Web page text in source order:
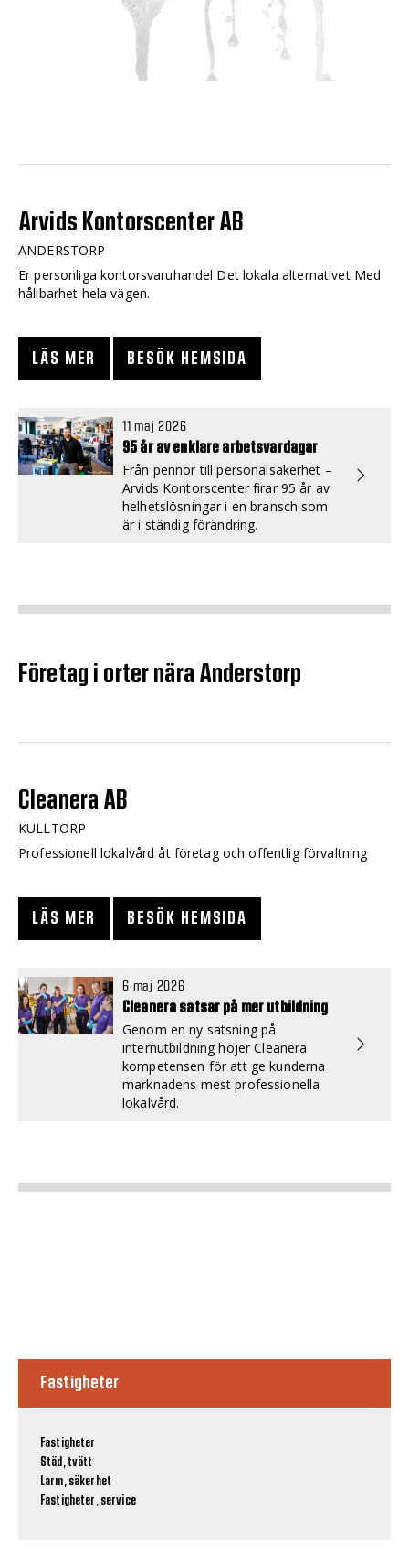
Arvids Kontorscenter AB
ANDERSTORP
Er personliga kontorsvaruhandel Det lokala alternativet Med
hållbarhet hela vägen.
LÄS MER BESÖK HEMSIDA
11 maj 2026
95 år av enklare arbetsvardagar
Från pennor till personalsäkerhet –
Arvids Kontorscenter firar 95 år av
helhetslösningar i en bransch som
är i ständig förändring.
Företag i orter nära Anderstorp
Cleanera AB
KULLTORP
Professionell lokalvård åt företag och offentlig förvaltning
LÄS MER BESÖK HEMSIDA
6 maj 2026
Cleanera satsar på mer utbildning
Genom en ny satsning på
internutbildning höjer Cleanera
kompetensen för att ge kunderna
marknadens mest professionella
lokalvård.
Fastigheter
Fastigheter
Städ, tvätt
Larm, säkerhet
Fastigheter, service